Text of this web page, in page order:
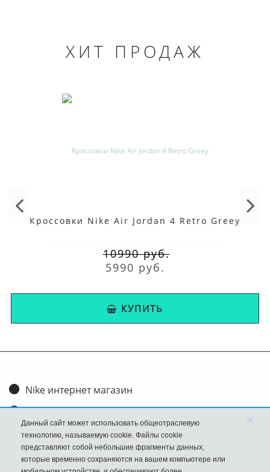
ХИТ ПРОДАЖ
Кроссовки Nike Air Jordan 4 Retro Greey
10990 руб.
5990 руб.
КУПИТЬ
Nike интернет магазин
Доставка и оплата
Обмен и возврат
Размеры
Данный сайт может использовать общеотраслевую
технологию, называемую cookie. Файлы cookie
представляют собой небольшие фрагменты данных,
которые временно сохраняются на вашем компьютере или
×